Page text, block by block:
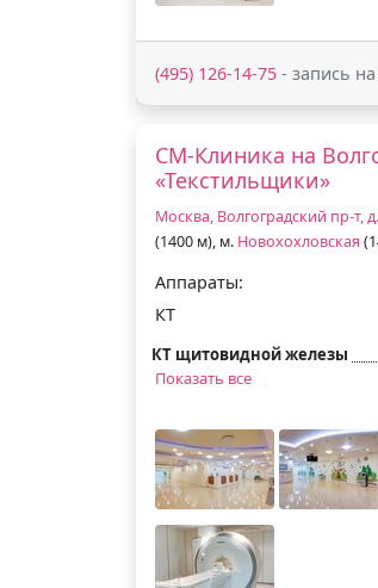
(495) 126-14-75 - запись
СМ-Клиника на
«Текстильщики»
Москва, Волгоградский пр-т,
(1400 м), м. Новохохловская
Аппараты:
КТ
КТ щитовидной железы
Показать все